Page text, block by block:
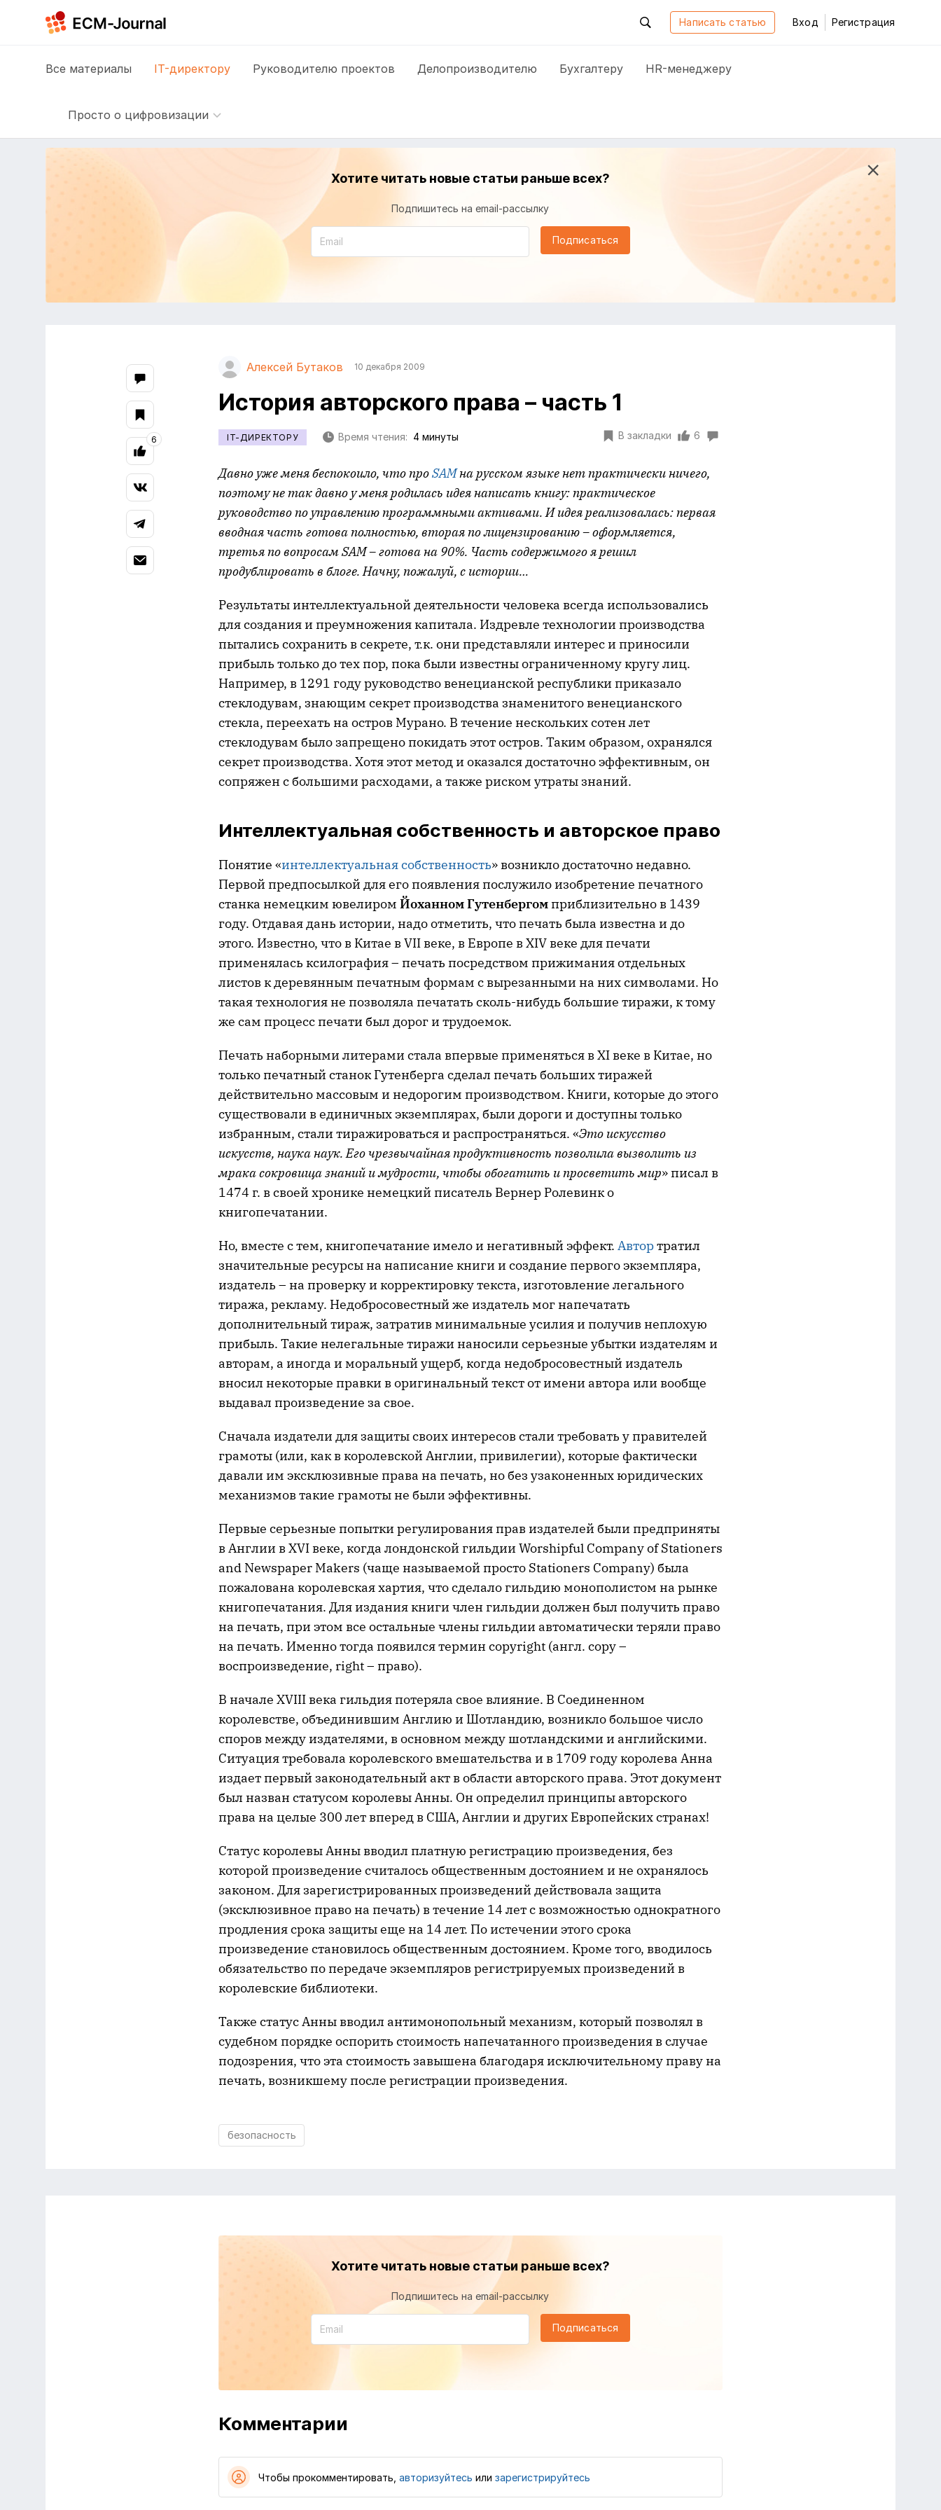
Написать статью Вход Регистрация
Все материалы IT-директору Руководителю проектов Делопроизводителю Бухгалтеру HR-менеджеру
Просто о цифровизации
Хотите читать новые статьи раньше всех?
Подпишитесь на email-рассылку
Подписаться
Алексей Бутаков 10 декабря 2009
История авторского права – часть 1
IT-ДИРЕКТОРУ Время чтения: 4 минуты В закладки 6
Давно уже меня беспокоило, что проSAMна русском языке нет практически ничего,
поэтому не так давно у меня родилась идея написать книгу: практическое
руководство по управлению программными активами. И идея реализовалась: первая
вводная часть готова полностью, вторая по лицензированию – оформляется,
третья по вопросам SAM – готова на 90%. Часть содержимого я решил
продублировать в блоге. Начну, пожалуй, с истории…
Результаты интеллектуальной деятельности человека всегда использовались
для создания и преумножения капитала. Издревле технологии производства
пытались сохранить в секрете, т.к. они представляли интерес и приносили
прибыль только до тех пор, пока были известны ограниченному кругу лиц.
Например, в 1291 году руководство венецианской республики приказало
стеклодувам, знающим секрет производства знаменитого венецианского
стекла, переехать на остров Мурано. В течение нескольких сотен лет
стеклодувам было запрещено покидать этот остров. Таким образом, охранялся
секрет производства. Хотя этот метод и оказался достаточно эффективным, он
сопряжен с большими расходами, а также риском утраты знаний.
Интеллектуальная собственность и авторское право
Понятие «интеллектуальная собственность» возникло достаточно недавно.
Первой предпосылкой для его появления послужило изобретение печатного
станка немецким ювелиром Йоханном Гутенбергомприблизительно в 1439
году. Отдавая дань истории, надо отметить, что печать была известна и до
этого. Известно, что в Китае в VII веке, в Европе в XIV веке для печати
применялась ксилография – печать посредством прижимания отдельных
листов к деревянным печатным формам с вырезанными на них символами. Но
такая технология не позволяла печатать сколь-нибудь большие тиражи, к тому
же сам процесс печати был дорог и трудоемок.
Печать наборными литерами стала впервые применяться в XI веке в Китае, но
только печатный станок Гутенберга сделал печать больших тиражей
действительно массовым и недорогим производством. Книги, которые до этого
существовали в единичных экземплярах, были дороги и доступны только
избранным, стали тиражироваться и распространяться. «Это искусство
искусств, наука наук. Его чрезвычайная продуктивность позволила вызволить из
мрака сокровища знаний и мудрости, чтобы обогатить и просветить мир» писал в
1474 г. в своей хронике немецкий писатель Вернер Ролевинк о
книгопечатании.
Но, вместе с тем, книгопечатание имело и негативный эффект. Автортратил
значительные ресурсы на написание книги и создание первого экземпляра,
издатель – на проверку и корректировку текста, изготовление легального
тиража, рекламу. Недобросовестный же издатель мог напечатать
дополнительный тираж, затратив минимальные усилия и получив неплохую
прибыль. Такие нелегальные тиражи наносили серьезные убытки издателям и
авторам, а иногда и моральный ущерб, когда недобросовестный издатель
вносил некоторые правки в оригинальный текст от имени автора или вообще
выдавал произведение за свое.
Сначала издатели для защиты своих интересов стали требовать у правителей
грамоты (или, как в королевской Англии, привилегии), которые фактически
давали им эксклюзивные права на печать, но без узаконенных юридических
механизмов такие грамоты не были эффективны.
Первые серьезные попытки регулирования прав издателей были предприняты
в Англии в XVI веке, когда лондонской гильдии Worshipful Company of Stationers
and Newspaper Makers (чаще называемой просто Stationers Company) была
пожалована королевская хартия, что сделало гильдию монополистом на рынке
книгопечатания. Для издания книги член гильдии должен был получить право
на печать, при этом все остальные члены гильдии автоматически теряли право
на печать. Именно тогда появился термин copyright (англ. copy –
воспроизведение, right – право).
В начале XVIII века гильдия потеряла свое влияние. В Соединенном
королевстве, объединившим Англию и Шотландию, возникло большое число
споров между издателями, в основном между шотландскими и английскими.
Ситуация требовала королевского вмешательства и в 1709 году королева Анна
издает первый законодательный акт в области авторского права. Этот документ
был назван статусом королевы Анны. Он определил принципы авторского
права на целые 300 лет вперед в США, Англии и других Европейских странах!
Статус королевы Анны вводил платную регистрацию произведения, без
которой произведение считалось общественным достоянием и не охранялось
законом. Для зарегистрированных произведений действовала защита
(эксклюзивное право на печать) в течение 14 лет с возможностью однократного
продления срока защиты еще на 14 лет. По истечении этого срока
произведение становилось общественным достоянием. Кроме того, вводилось
обязательство по передаче экземпляров регистрируемых произведений в
королевские библиотеки.
Также статус Анны вводил антимонопольный механизм, который позволял в
судебном порядке оспорить стоимость напечатанного произведения в случае
подозрения, что эта стоимость завышена благодаря исключительному праву на
печать, возникшему после регистрации произведения.
безопасность
6
Хотите читать новые статьи раньше всех?
Подпишитесь на email-рассылку
Подписаться
Комментарии
Чтобы прокомментировать, авторизуйтесь или зарегистрируйтесь